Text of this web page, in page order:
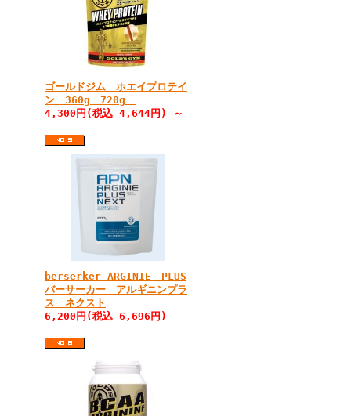
ゴールドジム ホエイプロテイ
ン 360g 720g
4,300円(税込 4,644円) ～
berserker ARGINIE PLUS
バーサーカー アルギニンプラ
ス ネクスト
6,200円(税込 6,696円)